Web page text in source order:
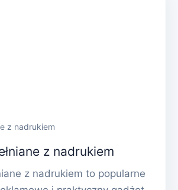
z nadrukiem
z nadrukiem
z nadrukiem to popularne